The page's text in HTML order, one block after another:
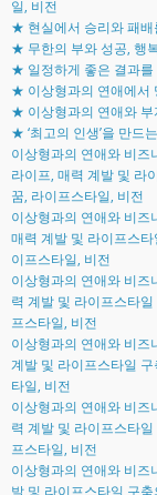
일, 비전
★ 현실에서 승리와 패배
★ 무한의 부와 성공, 행
★ 일정하게 좋은 결과를
★ 이상형과의 연애에서
★ 이상형과의 연애와 부
★ ‘최고의 인생’을 만드
이상형과의 연애와 비
라이프, 매력 계발 및 라
꿈, 라이프스타일, 비전
이상형과의 연애와 비
매력 계발 및 라이프스
이프스타일, 비전
이상형과의 연애와 비즈
력 계발 및 라이프스타
프스타일, 비전
이상형과의 연애와 비
계발 및 라이프스타일
타일, 비전
이상형과의 연애와 비즈
력 계발 및 라이프스타
프스타일, 비전
이상형과의 연애와 비
발 및 라이프스타일 구